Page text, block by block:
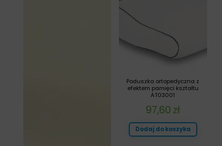
Poduszka ortopedyczna z
efektem pamięci kształtu
AT03001
97,60 zł
Dodaj do koszyka